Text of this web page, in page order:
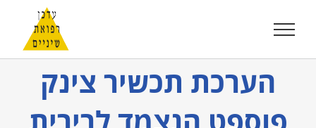
לתוכן
הערכת תכשיר צינק